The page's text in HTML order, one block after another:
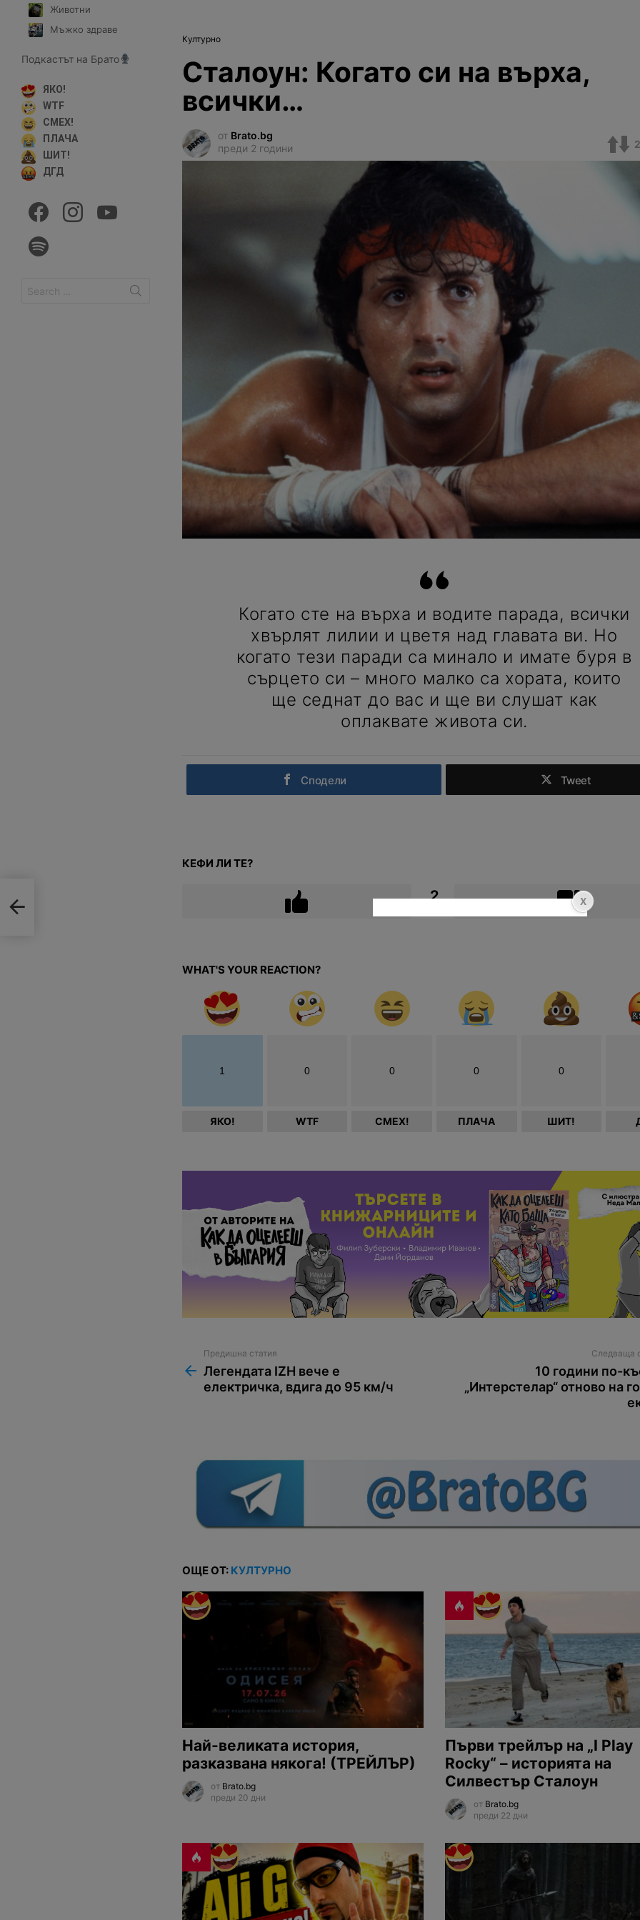
Културно
Сталоун: Когато си на върха,
всички…
от Brato.bg
преди 2 години
2
Когато сте на върха и водите парада, всички
хвърлят лилии и цветя над главата ви. Но
когато тези паради са минало и имате буря в
сърцето си – много малко са хората, които
ще седнат до вас и ще ви слушат как
оплаквате живота си.
Сподели Tweet
КЕФИ ЛИ ТЕ?
2
WHAT'S YOUR REACTION?
1
ЯКО!
0
WTF
0
СМЕХ!
0
ПЛАЧА
0
ШИТ!
more
Предишна статия
Легендата IZH вече е
електричка, вдига до 95 км/ч
Следваща
10 години по-
„Интерстелар“ отново на
ОЩЕ ОТ: КУЛТУРНО
Най-великата история,
разказвана някога! (ТРЕЙЛЪР)
от Brato.bg
преди 20 дни
Първи трейлър на „I Play
Rocky“ – историята на
Силвестър Сталоун
от Brato.bg
преди 22 дни
Животни
Мъжко здраве
Подкастът на Брато
ЯКО!
WTF
СМЕХ!
ПЛАЧА
ШИТ!
ДГД
for: